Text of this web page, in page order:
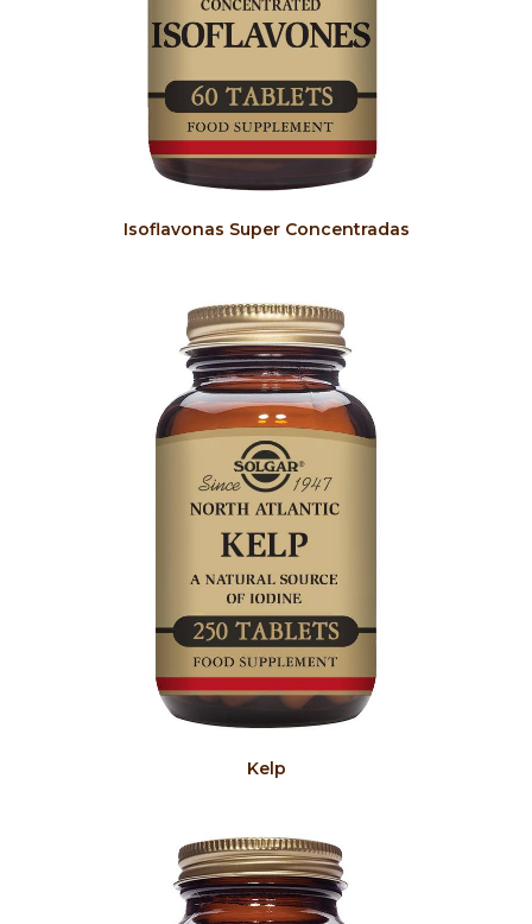
COMPRAR
Isoflavonas Super Concentradas
COMPRAR
Kelp